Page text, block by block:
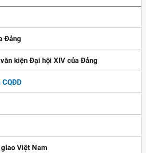
Đảng
kiện Đại hội XIV của Đảng
CQĐD
Việt Nam